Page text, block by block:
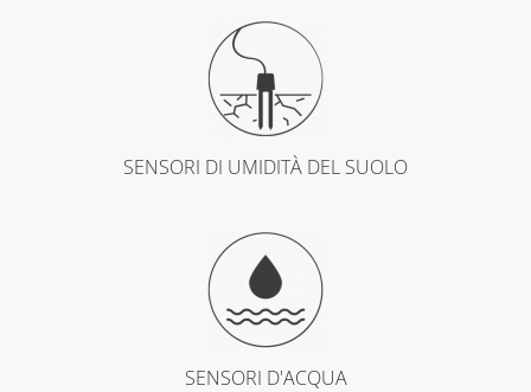
SENSORI DI UMIDITÀ DEL SUOLO
SENSORI D'ACQUA